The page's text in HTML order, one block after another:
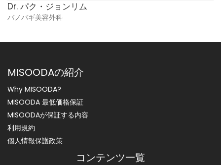
Dr. パク・ジョンリム
バノバギ美容外科
MISOODAの紹介
Why MISOODA?
MISOODA 最低価格保証
MISOODAが保証する内容
利用規約
個人情報保護政策
コンテンツ一覧